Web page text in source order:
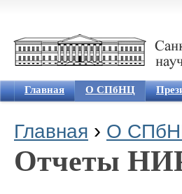
Главная О СПбНЦ
Вы здесь
Главная › О
Отчеты